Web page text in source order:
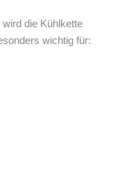
die Kühlkette
wichtig für: